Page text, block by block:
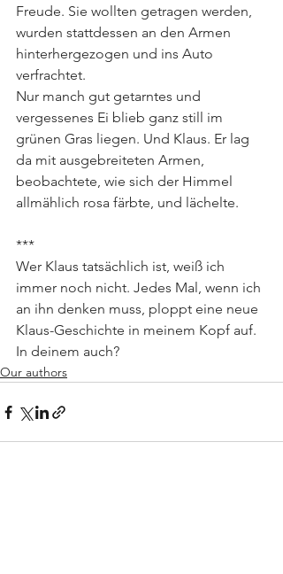
Freude. Sie wollten getragen werden,
wurden stattdessen an den Armen
hinterhergezogen und ins Auto
verfrachtet.
Nur manch gut getarntes und
vergessenes Ei blieb ganz still im
grünen Gras liegen. Und Klaus. Er lag
da mit ausgebreiteten Armen,
beobachtete, wie sich der Himmel
allmählich rosa färbte, und lächelte.
***
Wer Klaus tatsächlich ist, weiß ich
immer noch nicht. Jedes Mal, wenn ich
an ihn denken muss, ploppt eine neue
Klaus-Geschichte in meinem Kopf auf.
In deinem auch?
Our authors